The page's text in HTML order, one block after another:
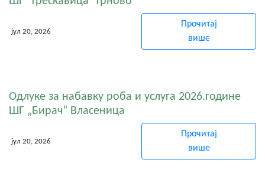
јул 20, 2026
Прочитај
више
Одлуке за набавку роба и услуга 2026.године
ШГ „Бирач“ Власеница
јул 20, 2026
Прочитај
више